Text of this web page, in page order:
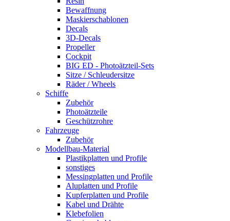
Bewaffnung
Maskierschablonen
Decals
3D-Decals
Propeller
Cockpit
BIG ED - Photoätzteil-Sets
Sitze / Schleudersitze
Räder / Wheels
Schiffe
Zubehör
Photoätzteile
Geschützrohre
Fahrzeuge
Zubehör
Modellbau-Material
Plastikplatten und Profile
sonstiges
Messingplatten und Profile
Aluplatten und Profile
Kupferplatten und Profile
Kabel und Drähte
Klebefolien